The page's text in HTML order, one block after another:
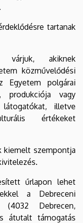
tartanak
várjuk, akiknek
közművelődési
Egyetem polgárai
produkciója vagy
illetve
értékeket
kiemelt szempontja
űrlapon lehet
a Debreceni
(4032 Debrecen,
átutalt támogatás